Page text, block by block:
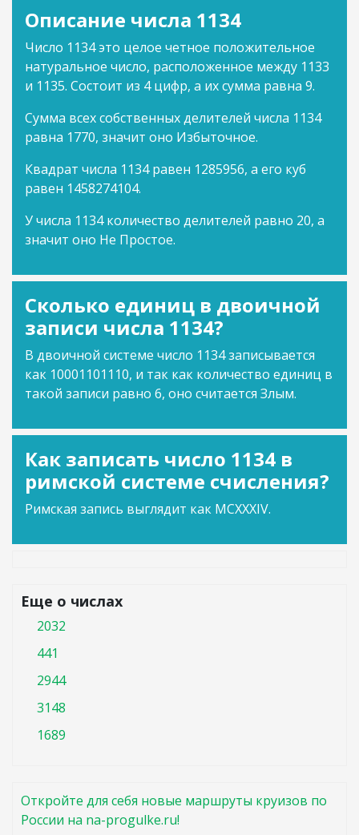
Описание числа 1134
Число 1134 это целое четное положительное
натуральное число, расположенное между 1133
и 1135. Состоит из 4 цифр, а их сумма равна 9.
Сумма всех собственных делителей числа 1134
равна 1770, значит оно Избыточное.
Квадрат числа 1134 равен 1285956, а его куб
равен 1458274104.
У числа 1134 количество делителей равно 20, а
значит оно Не Простое.
Сколько единиц в двоичной
записи числа 1134?
В двоичной системе число 1134 записывается
как 10001101110, и так как количество единиц в
такой записи равно 6, оно считается Злым.
Как записать число 1134 в
римской системе счисления?
Римская запись выглядит как MCXXXIV.
Еще о числах
2032
441
2944
3148
1689
Откройте для себя новые маршруты круизов по
России на na-progulke.ru!